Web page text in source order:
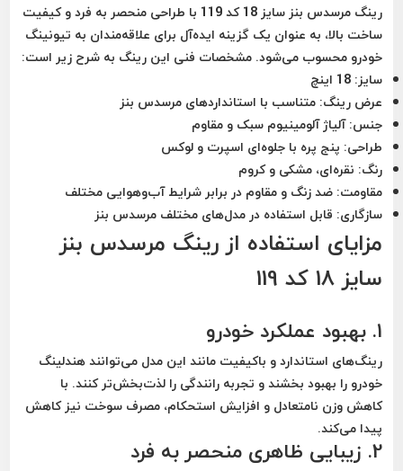
رینگ مرسدس بنز سایز 18 کد 119 با طراحی منحصر به فرد و کیفیت
ساخت بالا، به عنوان یک گزینه ایده‌آل برای علاقه‌مندان به تیونینگ
خودرو محسوب می‌شود. مشخصات فنی این رینگ به شرح زیر است:
سایز: 18 اینچ
عرض رینگ: متناسب با استانداردهای مرسدس بنز
جنس:آلیاژ آلومینیوم سبک و مقاوم
طراحی: پنج پره با جلوه‌ای اسپرت و لوکس
رنگ: نقره‌ای، مشکی و کروم
مقاومت: ضد زنگ و مقاوم در برابر شرایط آب‌وهوایی مختلف
سازگاری: قابل استفاده در مدل‌های مختلف مرسدس بنز
مزایای استفاده از رینگ مرسدس بنز
سایز 18 کد 119
1. بهبود عملکرد خودرو
رینگ‌های استاندارد و باکیفیت مانند این مدل می‌توانند هندلینگ
خودرو را بهبود بخشند و تجربه رانندگی را لذت‌بخش‌تر کنند. با
کاهش وزن نامتعادل و افزایش استحکام، مصرف سوخت نیز کاهش
پیدا می‌کند.
2. زیبایی ظاهری منحصر به فرد